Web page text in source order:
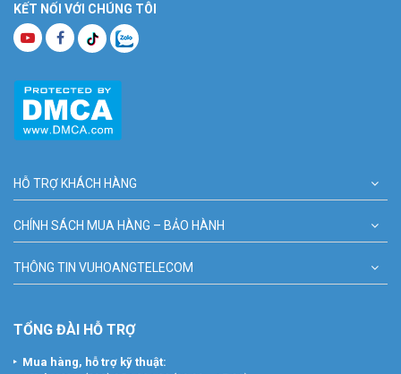
KẾT NỐI VỚI CHÚNG TÔI
HỖ TRỢ KHÁCH HÀNG
CHÍNH SÁCH MUA HÀNG – BẢO HÀNH
THÔNG TIN VUHOANGTELECOM
TỔNG ĐÀI HỖ TRỢ
Mua hàng, hỗ trợ kỹ thuật: